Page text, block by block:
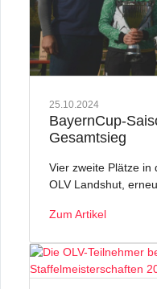
25.10.2024
BayernCup-
Gesamtsieg
Vier zweite Plätze in
OLV Landshut,
Zum Artikel